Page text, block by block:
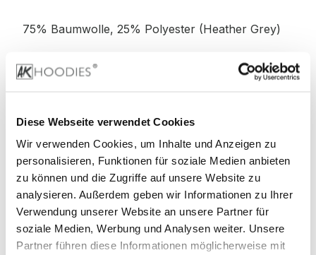
Diese Webseite verwendet Cookies
Wir verwenden Cookies, um Inhalte und Anzeigen zu
personalisieren, Funktionen für soziale Medien anbieten
zu können und die Zugriffe auf unsere Website zu
analysieren. Außerdem geben wir Informationen zu Ihrer
Verwendung unserer Website an unsere Partner für
soziale Medien, Werbung und Analysen weiter. Unsere
Partner führen diese Informationen möglicherweise mit
75% Baumwolle, 25% Polyester (Heather Grey)
52% Baumwolle, 48% Polyester (Charcoal)
Heather)
Stoffgewicht : 280 g/m²
Zertifizierungen: